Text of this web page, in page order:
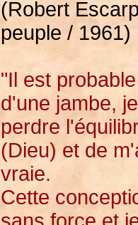
(Robert
peuple / 1961)
"Il est
d'une jambe,
perdre
(Dieu) et de
vraie.
Cette